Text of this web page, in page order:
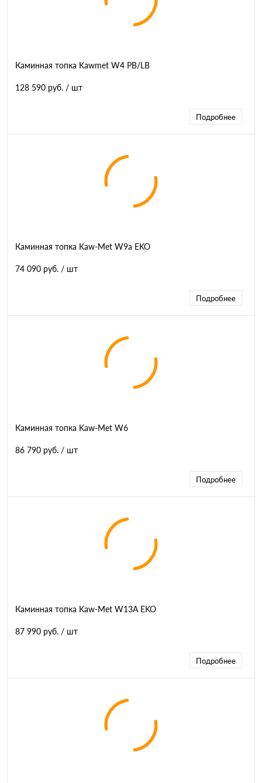
Каминная топка Kawmet W4 PB/LB
128 590 руб. / шт
Подробнее
Каминная топка Kaw-Met W9a EKO
74 090 руб. / шт
Подробнее
Каминная топка Kaw-Met W6
86 790 руб. / шт
Подробнее
Каминная топка Kaw-Met W13A EKO
87 990 руб. / шт
Подробнее